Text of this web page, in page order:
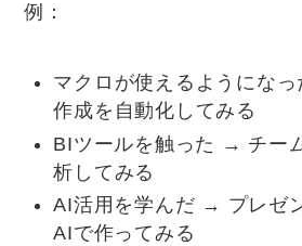
例：
マクロが使えるようにな
作成を自動化してみる
BIツールを触った → チー
析してみる
AI活用を学んだ → プレゼ
AIで作ってみる